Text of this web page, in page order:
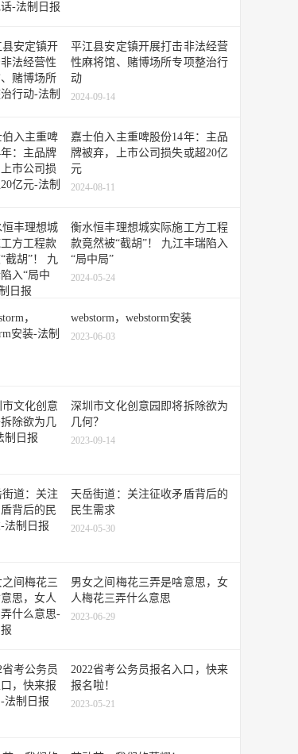
平江县安定镇开展打击非法经营
性麻将馆、赌博场所专项整治行
动
2024-09-14
嘉士伯入主重啤股份14年：主品
牌被弃，上市公司损失或超20亿
元
2024-08-11
衡水恒丰理想城实际施工方工程
款竟然被“截胡”！ 九江丰瑞陷入
“局中局”
2024-05-24
webstorm，webstorm安装
2023-06-03
深圳市文化创意园即将拆除欲为
几何？
2023-09-14
天岳街道：关注征收矛盾背后的
民生需求
2024-05-30
男女之间梅花三弄是啥意思，女
人梅花三弄什么意思
2023-06-29
2022省考公务员报名入口，快来
报名啦！
2023-05-21